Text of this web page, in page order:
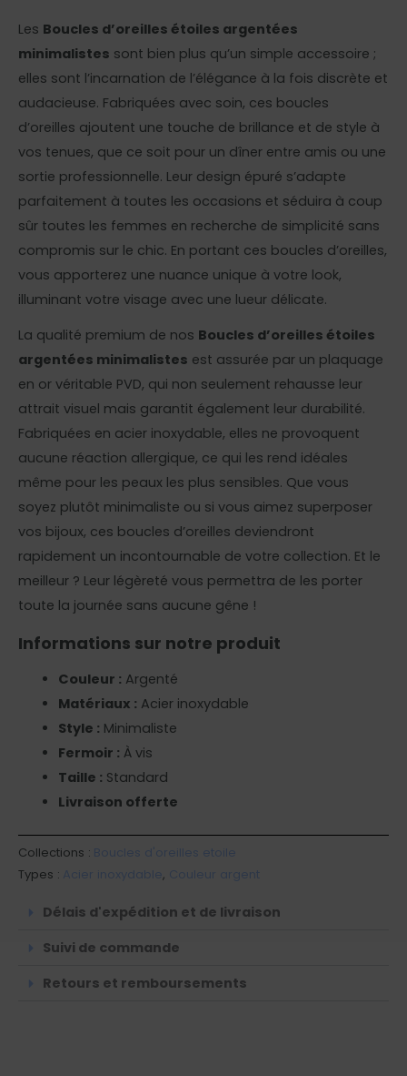
Les Boucles d’oreilles étoiles argentées
minimalistes sont bien plus qu’un simple accessoire ;
elles sont l’incarnation de l’élégance à la fois discrète et
audacieuse. Fabriquées avec soin, ces boucles
d’oreilles ajoutent une touche de brillance et de style à
vos tenues, que ce soit pour un dîner entre amis ou une
sortie professionnelle. Leur design épuré s’adapte
parfaitement à toutes les occasions et séduira à coup
sûr toutes les femmes en recherche de simplicité sans
compromis sur le chic. En portant ces boucles d’oreilles,
vous apporterez une nuance unique à votre look,
illuminant votre visage avec une lueur délicate.
La qualité premium de nos Boucles d’oreilles étoiles
argentées minimalistes est assurée par un plaquage
en or véritable PVD, qui non seulement rehausse leur
attrait visuel mais garantit également leur durabilité.
Fabriquées en acier inoxydable, elles ne provoquent
aucune réaction allergique, ce qui les rend idéales
même pour les peaux les plus sensibles. Que vous
soyez plutôt minimaliste ou si vous aimez superposer
vos bijoux, ces boucles d’oreilles deviendront
rapidement un incontournable de votre collection. Et le
meilleur ? Leur légèreté vous permettra de les porter
toute la journée sans aucune gêne !
Informations sur notre produit
Couleur : Argenté
Matériaux : Acier inoxydable
Style : Minimaliste
Fermoir : À vis
Taille : Standard
Livraison offerte
Collections : Boucles d'oreilles etoile
Types : Acier inoxydable, Couleur argent
Délais d'expédition et de livraison
Suivi de commande
Retours et remboursements